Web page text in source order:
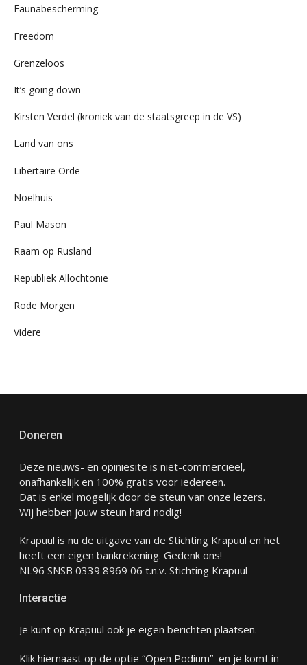
Faunabescherming
Freedom
Grenzeloos
It’s going down
Kirsten Verdel (kroniek van de staatsgreep in de VS)
Land van ons
Libertaire Orde
Noelhuis
Paul Mason
Raam op Rusland
Republiek Allochtonië
Rode Morgen
Videre
Doneren
Deze nieuws- en opiniesite is niet-commercieel,
onafhankelijk en 100% gratis voor iedereen.
Dat is enkel mogelijk door de steun van onze lezers.
Wij hebben jouw steun hard nodig!
Krapuul is nu de uitgave van de Stichting Krapuul en het
heeft een eigen bankrekening. Gedenk ons!
NL96 SNSB 0339 8969 06 t.n.v. Stichting Krapuul
Interactie
Je kunt op Krapuul ook je eigen berichten plaatsen.
Klik hiernaast op de optie “Open Podium” en je komt in